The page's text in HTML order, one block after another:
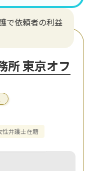
で依頼者の利益
所 東京オフ
性弁護士在籍